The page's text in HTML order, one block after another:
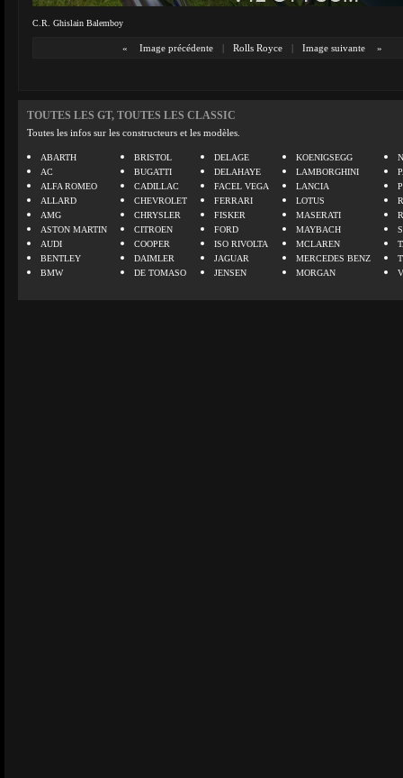
C.R. Ghislain Balemboy
« Image précédente | Rolls Royce | Image suivante »
TOUTES LES GT, TOUTES LES CLASSIC
Toutes les infos sur les constructeurs et les modèles.
ABARTH
AC
ALFA ROMEO
ALLARD
AMG
ASTON MARTIN
AUDI
BENTLEY
BMW
BRISTOL
BUGATTI
CADILLAC
CHEVROLET
CHRYSLER
CITROEN
COOPER
DAIMLER
DE TOMASO
DELAGE
DELAHAYE
FACEL VEGA
FERRARI
FISKER
FORD
ISO RIVOLTA
JAGUAR
JENSEN
KOENIGSEGG
LAMBORGHINI
LANCIA
LOTUS
MASERATI
MAYBACH
MCLAREN
MERCEDES BENZ
MORGAN